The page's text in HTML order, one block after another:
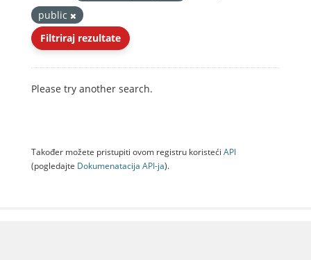
public
Filtriraj rezultate
Please try another search.
Također možete pristupiti ovom registru koristeći API
(pogledajte Dokumenаtаcijа API-jа).